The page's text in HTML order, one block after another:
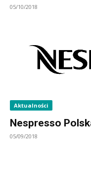
05/10/2018
Aktualności
Nespresso
05/09/2018